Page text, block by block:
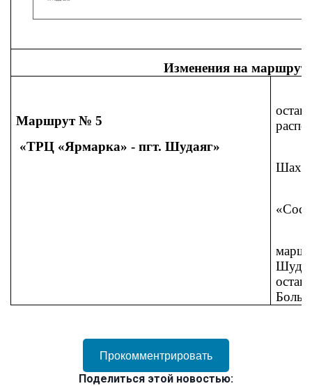
Изменения на
Маршрут № 5
«ТРЦ «Ярмарка» - пгт. Шудаяг»
Прокомментрировать
Поделиться этой новостью: